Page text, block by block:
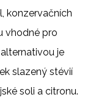
konzervačních
vhodné pro
je
slazený stévií
soli a citronu.